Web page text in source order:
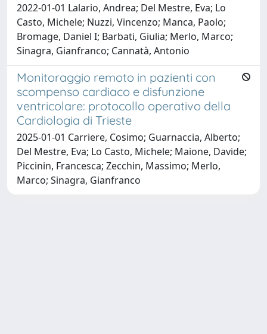
2022-01-01 Lalario, Andrea; Del Mestre, Eva; Lo
Casto, Michele; Nuzzi, Vincenzo; Manca, Paolo;
Bromage, Daniel I; Barbati, Giulia; Merlo, Marco;
Sinagra, Gianfranco; Cannatà, Antonio
Monitoraggio remoto in pazienti con
scompenso cardiaco e disfunzione
ventricolare: protocollo operativo della
Cardiologia di Trieste
2025-01-01 Carriere, Cosimo; Guarnaccia, Alberto;
Del Mestre, Eva; Lo Casto, Michele; Maione, Davide;
Piccinin, Francesca; Zecchin, Massimo; Merlo,
Marco; Sinagra, Gianfranco